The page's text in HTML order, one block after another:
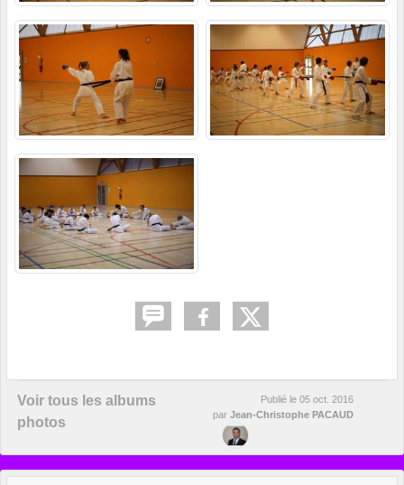
Voir tous les albums
photos
Publié le 05 oct. 2016
par Jean-Christophe PACAUD